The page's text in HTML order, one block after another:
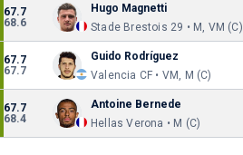
67.7
68.6
Hugo Magnetti
Stade Brestois 29 • M, VM (C)
67.7
67.7
Guido Rodríguez
Valencia CF • VM, M (C)
67.7
68.4
Antoine Bernede
Hellas Verona • M (C)